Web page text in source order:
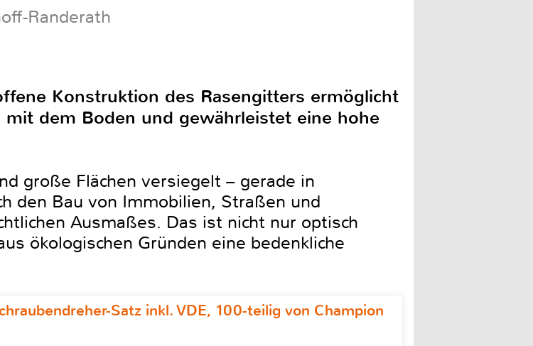
Randerath
Konstruktion des Rasengitters ermöglicht
dem Boden und gewährleistet eine hohe
große Flächen versiegelt – gerade in
den Bau von Immobilien, Straßen und
Ausmaßes. Das ist nicht nur optisch
ökologischen Gründen eine bedenkliche
Satz inkl. VDE, 100-teilig von Champion